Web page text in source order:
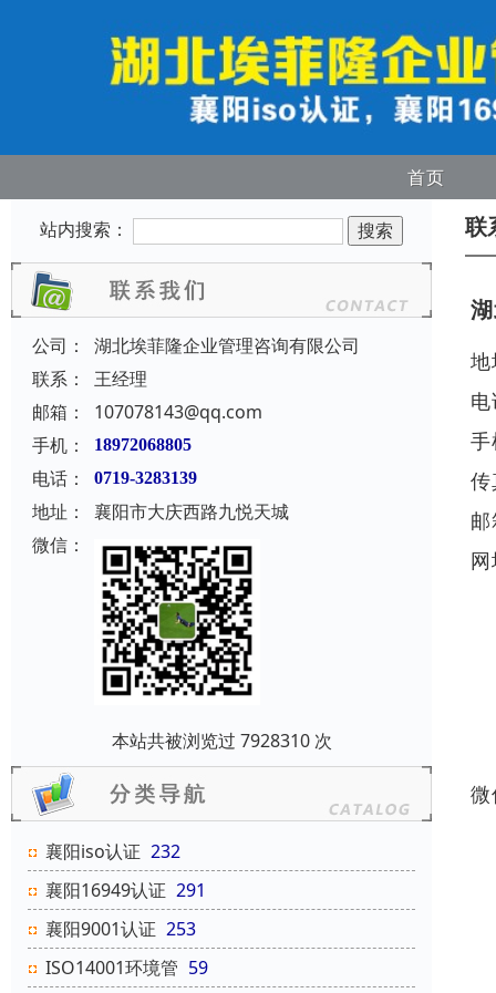
首页
站内搜索：
公司：
湖北埃菲隆企业管理咨询有限公司
联系：
王经理
邮箱：
107078143@qq.com
手机：
18972068805
电话： 0719-3283139
地址：
襄阳市大庆西路九悦天城
微信：
本站共被浏览过 7928310 次
襄阳iso认证 232
襄阳16949认证 291
襄阳9001认证 253
ISO14001环境管 59
联